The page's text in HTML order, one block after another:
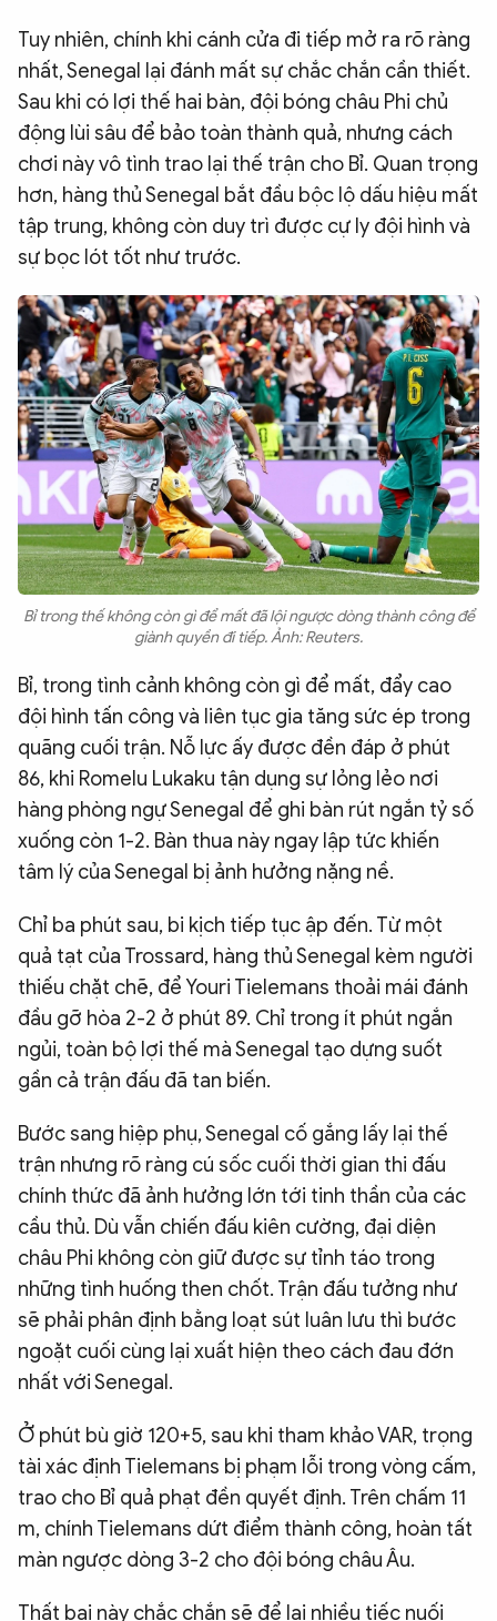
Tuy nhiên, chính khi cánh cửa đi tiếp mở ra rõ ràng
nhất, Senegal lại đánh mất sự chắc chắn cần thiết.
Sau khi có lợi thế hai bàn, đội bóng châu Phi chủ
động lùi sâu để bảo toàn thành quả, nhưng cách
chơi này vô tình trao lại thế trận cho Bỉ. Quan trọng
hơn, hàng thủ Senegal bắt đầu bộc lộ dấu hiệu mất
tập trung, không còn duy trì được cự ly đội hình và
sự bọc lót tốt như trước.
Bỉ trong thế không còn gì để mất đã lội ngược dòng thành công để
giành quyền đi tiếp. Ảnh: Reuters.
Bỉ, trong tình cảnh không còn gì để mất, đẩy cao
đội hình tấn công và liên tục gia tăng sức ép trong
quãng cuối trận. Nỗ lực ấy được đền đáp ở phút
86, khi Romelu Lukaku tận dụng sự lỏng lẻo nơi
hàng phòng ngự Senegal để ghi bàn rút ngắn tỷ số
xuống còn 1-2. Bàn thua này ngay lập tức khiến
tâm lý của Senegal bị ảnh hưởng nặng nề.
Chỉ ba phút sau, bi kịch tiếp tục ập đến. Từ một
quả tạt của Trossard, hàng thủ Senegal kèm người
thiếu chặt chẽ, để Youri Tielemans thoải mái đánh
đầu gỡ hòa 2-2 ở phút 89. Chỉ trong ít phút ngắn
ngủi, toàn bộ lợi thế mà Senegal tạo dựng suốt
gần cả trận đấu đã tan biến.
Bước sang hiệp phụ, Senegal cố gắng lấy lại thế
trận nhưng rõ ràng cú sốc cuối thời gian thi đấu
chính thức đã ảnh hưởng lớn tới tinh thần của các
cầu thủ. Dù vẫn chiến đấu kiên cường, đại diện
châu Phi không còn giữ được sự tỉnh táo trong
những tình huống then chốt. Trận đấu tưởng như
sẽ phải phân định bằng loạt sút luân lưu thì bước
ngoặt cuối cùng lại xuất hiện theo cách đau đớn
nhất với Senegal.
Ở phút bù giờ 120+5, sau khi tham khảo VAR, trọng
tài xác định Tielemans bị phạm lỗi trong vòng cấm,
trao cho Bỉ quả phạt đền quyết định. Trên chấm 11
m, chính Tielemans dứt điểm thành công, hoàn tất
màn ngược dòng 3-2 cho đội bóng châu Âu.
Thất bại này chắc chắn sẽ để lại nhiều tiếc nuối